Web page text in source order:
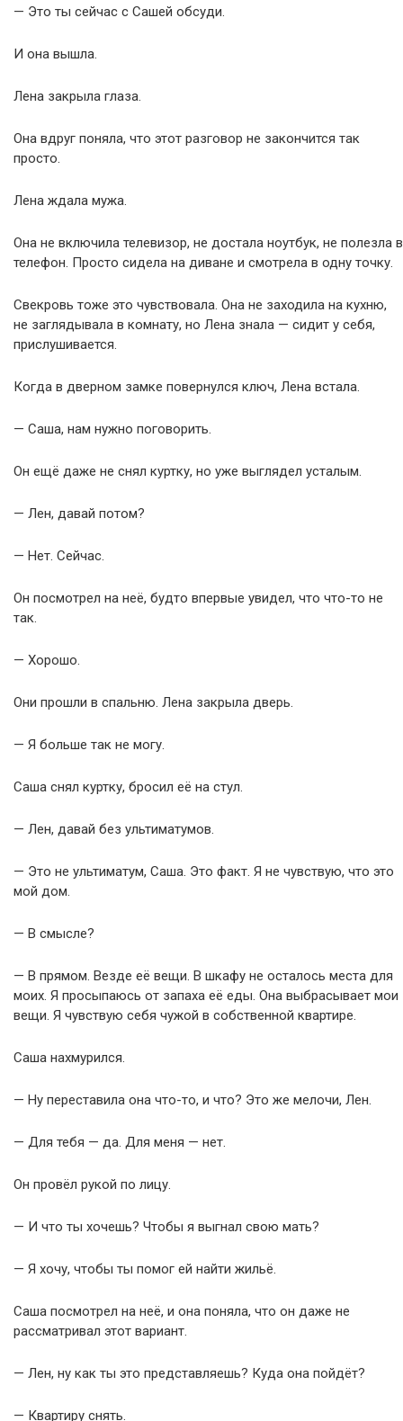
— Это ты сейчас с Сашей обсуди.
И она вышла.
Лена закрыла глаза.
Она вдруг поняла, что этот разговор не закончится так
просто.
Лена ждала мужа.
Она не включила телевизор, не достала ноутбук, не полезла в
телефон. Просто сидела на диване и смотрела в одну точку.
Свекровь тоже это чувствовала. Она не заходила на кухню,
не заглядывала в комнату, но Лена знала — сидит у себя,
прислушивается.
Когда в дверном замке повернулся ключ, Лена встала.
— Саша, нам нужно поговорить.
Он ещё даже не снял куртку, но уже выглядел усталым.
— Лен, давай потом?
— Нет. Сейчас.
Он посмотрел на неё, будто впервые увидел, что что-то не
так.
— Хорошо.
Они прошли в спальню. Лена закрыла дверь.
— Я больше так не могу.
Саша снял куртку, бросил её на стул.
— Лен, давай без ультиматумов.
— Это не ультиматум, Саша. Это факт. Я не чувствую, что это
мой дом.
— В смысле?
— В прямом. Везде её вещи. В шкафу не осталось места для
моих. Я просыпаюсь от запаха её еды. Она выбрасывает мои
вещи. Я чувствую себя чужой в собственной квартире.
Саша нахмурился.
— Ну переставила она что-то, и что? Это же мелочи, Лен.
— Для тебя — да. Для меня — нет.
Он провёл рукой по лицу.
— И что ты хочешь? Чтобы я выгнал свою мать?
— Я хочу, чтобы ты помог ей найти жильё.
Саша посмотрел на неё, и она поняла, что он даже не
рассматривал этот вариант.
— Лен, ну как ты это представляешь? Куда она пойдёт?
— Квартиру снять.